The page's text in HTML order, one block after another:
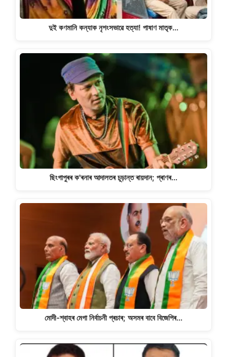
দুই কণমানি কন্যাক নৃশংসভাৱে হত্যা! পাষাণ মাতৃক…
ছিংগাপুৰৰ ক'ৰনাৰ আদালতৰ চূড়ান্ত ৰায়দান; প্ৰাণৰ…
মোদী-শ্বাহৰ মেগা নিৰ্বাচনী প্ৰচাৰ; অসমৰ বাবে বিজেপিৰ…